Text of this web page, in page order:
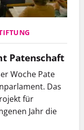
Patenschaft
Woche Pate
Das
für
Jahr die